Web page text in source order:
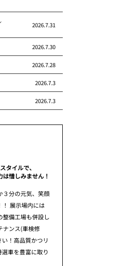
2026.7.31
2026.7.30
2026.7.28
2026.7.3
2026.7.3
タイルで、
惜しみません！
分の元気、笑顔
！ 展示場内には
整備工場も併設し
ナンス(車検修
！高品質かつリ
車を豊富に取り